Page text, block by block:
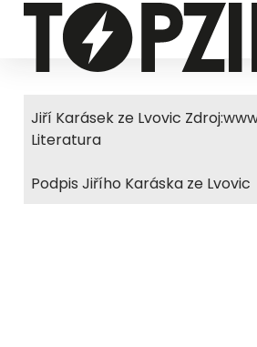
Jiří Karásek ze Lvovic
Literatura
Podpis Jiřího Karáska ze Lvovic